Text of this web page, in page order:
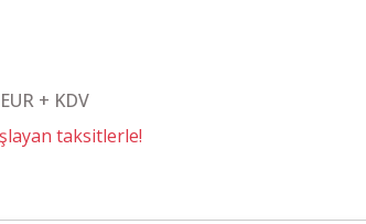
+ KDV
taksitlerle!